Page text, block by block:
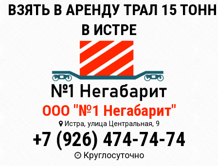
ВЗЯТЬ В АРЕНДУ ТРАЛ 15 ТОНН
В ИСТРЕ
ООО "№1 Негабарит"
Истра, улица Центральная, 9
+7 (926) 474-74-74
Круглосуточно